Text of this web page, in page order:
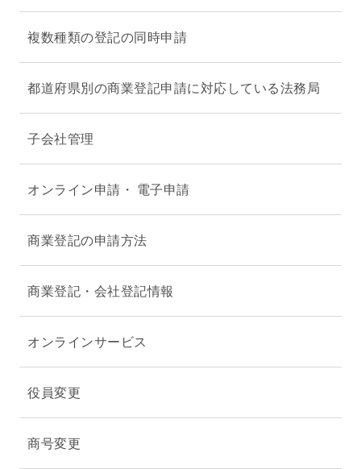
複数種類の登記の同時申請
都道府県別の商業登記申請に対応している法務局
子会社管理
オンライン申請・ 電子申請
商業登記の申請方法
商業登記・会社登記情報
オンラインサービス
役員変更
商号変更